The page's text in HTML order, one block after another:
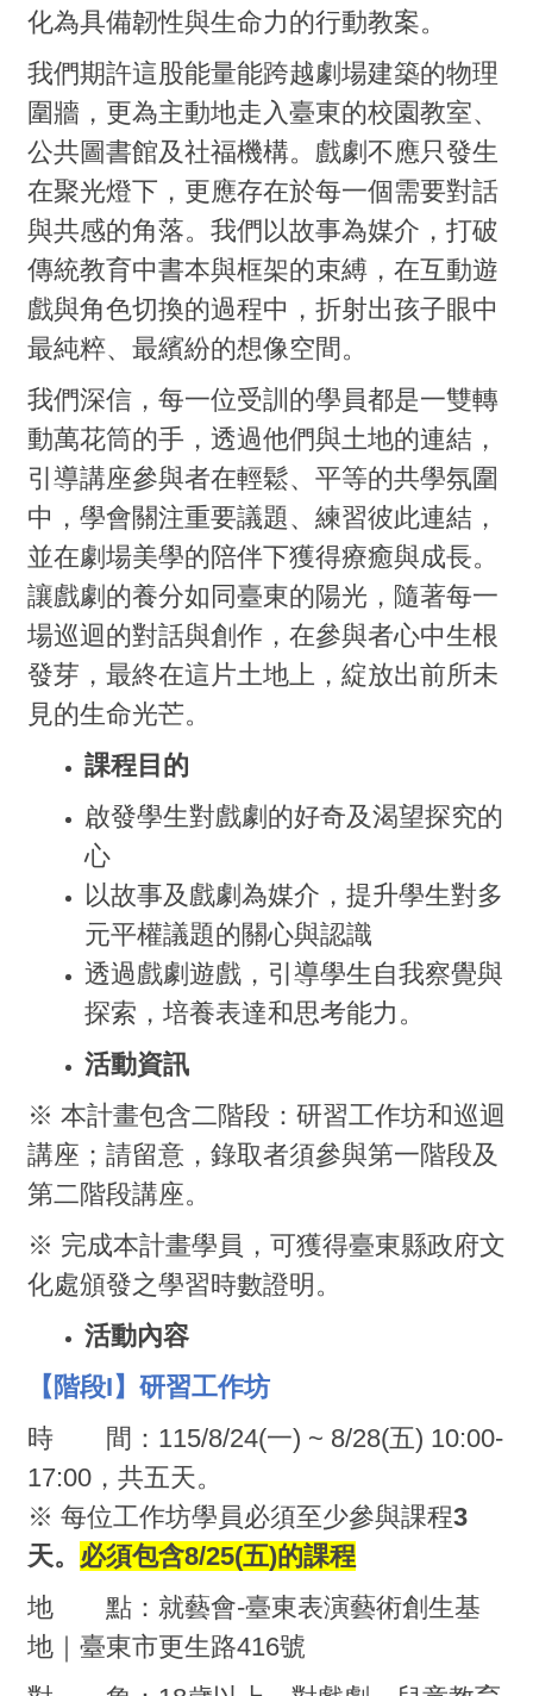
化為具備韌性與生命力的行動教案。
我們期許這股能量能跨越劇場建築的物理
圍牆，更為主動地走入臺東的校園教室、
公共圖書館及社福機構。戲劇不應只發生
在聚光燈下，更應存在於每一個需要對話
與共感的角落。我們以故事為媒介，打破
傳統教育中書本與框架的束縛，在互動遊
戲與角色切換的過程中，折射出孩子眼中
最純粹、最繽紛的想像空間。
我們深信，每一位受訓的學員都是一雙轉
動萬花筒的手，透過他們與土地的連結，
引導講座參與者在輕鬆、平等的共學氛圍
中，學會關注重要議題、練習彼此連結，
並在劇場美學的陪伴下獲得療癒與成長。
讓戲劇的養分如同臺東的陽光，隨著每一
場巡迴的對話與創作，在參與者心中生根
發芽，最終在這片土地上，綻放出前所未
見的生命光芒。
課程目的
啟發學生對戲劇的好奇及渴望探究的
心
以故事及戲劇為媒介，提升學生對多
元平權議題的關心與認識
透過戲劇遊戲，引導學生自我察覺與
探索，培養表達和思考能力。
活動資訊
※ 本計畫包含二階段：研習工作坊和巡迴
講座；請留意，錄取者須參與第一階段及
第二階段講座。
※ 完成本計畫學員，可獲得臺東縣政府文
化處頒發之學習時數證明。
活動內容
【階段I】研習工作坊
時 間：115/8/24(一) ~ 8/28(五) 10:00-
17:00，共五天。
※ 每位工作坊學員必須至少參與課程3
天。 必須包含8/25(五)的課程
地 點：就藝會-臺東表演藝術創生基
地｜臺東市更生路416號